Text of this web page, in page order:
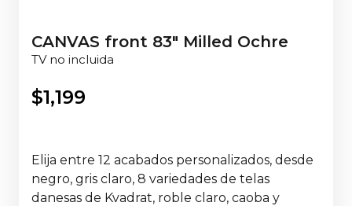
CANVAS front 83" Milled Ochre
TV no incluida
$1,199
Elija entre 12 acabados personalizados, desde
negro, gris claro, 8 variedades de telas
danesas de Kvadrat, roble claro, caoba y